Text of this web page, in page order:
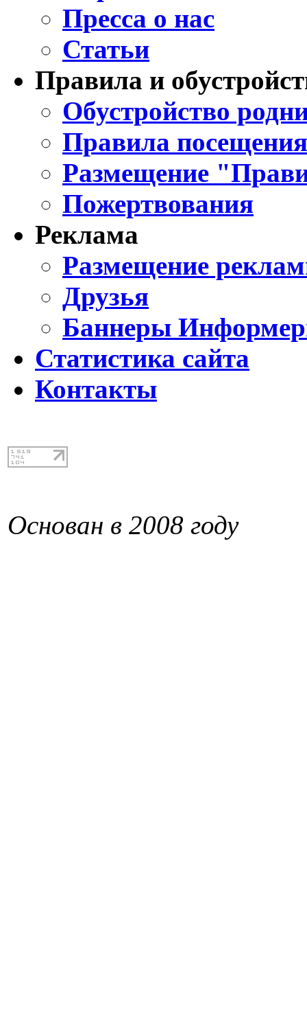
Пресса о нас
Статьи
Правила и
Обустройство
Правила
Размещение
Пожертвования
Реклама
Размещение
Друзья
Баннеры
Статистика сайта
Контакты
Основан в 2008 году